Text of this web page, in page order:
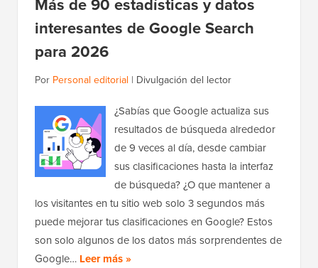
interesantes de Google Search
para 2026
Por Personal editorial | Divulgación del lector
¿Sabías que Google actualiza sus
resultados de búsqueda alrededor
de 9 veces al día, desde cambiar
sus clasificaciones hasta la interfaz
de búsqueda? ¿O que mantener a
los visitantes en tu sitio web solo 3 segundos más
puede mejorar tus clasificaciones en Google? Estos
son solo algunos de los datos más sorprendentes de
Google… Leer más »